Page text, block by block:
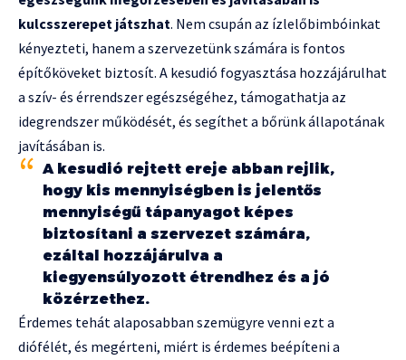
kulcsszerepet játszhat. Nem csupán az ízlelőbimbóinkat
kényezteti, hanem a szervezetünk számára is fontos
építőköveket biztosít. A kesudió fogyasztása hozzájárulhat
a szív- és érrendszer egészségéhez, támogathatja az
idegrendszer működését, és segíthet a bőrünk állapotának
javításában is.
A kesudió rejtett ereje abban rejlik,
hogy kis mennyiségben is jelentős
mennyiségű tápanyagot képes
biztosítani a szervezet számára,
ezáltal hozzájárulva a
kiegyensúlyozott étrendhez és a jó
közérzethez.
Érdemes tehát alaposabban szemügyre venni ezt a
diófélét, és megérteni, miért is érdemes beépíteni a